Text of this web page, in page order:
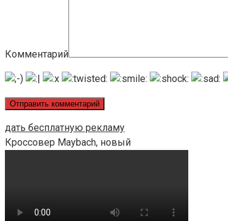
Комментарий
дать бесплатную рекламу
Кроссовер Maybach, новый